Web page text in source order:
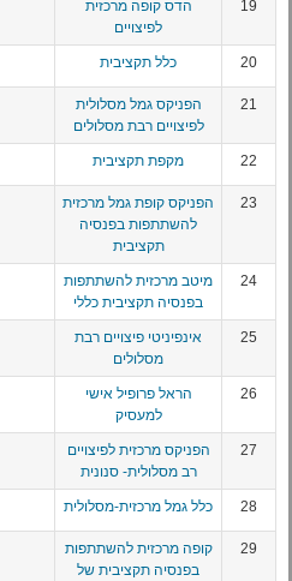
19
הדס קופה מרכזית
לפיצויים
20 כלל תקציבית
21
הפניקס גמל מסלולית
לפיצויים רבת מסלולים
22 מקפת תקציבית
23
הפניקס קופת גמל מרכזית
להשתתפות בפנסיה
תקציבית
24
מיטב מרכזית להשתתפות
בפנסיה תקציבית כללי
25
אינפיניטי פיצויים רבת
מסלולים
26
הראל פרופיל אישי
למעסיק
27
הפניקס מרכזית לפיצויים
רב מסלולית- סנונית
28 כלל גמל מרכזית-מסלולית
29
קופה מרכזית להשתתפות
בפנסיה תקציבית של